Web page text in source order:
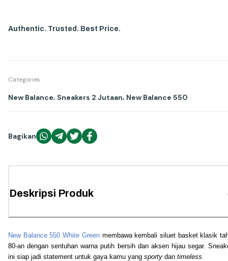
Authentic. Trusted. Best Price.
Categories
New Balance, Sneakers 2 Jutaan, New Balance 550
Bagikan
Deskripsi Produk
New Balance 550 White Green membawa kembali siluet basket klasik
80-an dengan sentuhan warna putih bersih dan aksen hijau segar.
ini siap jadi statement untuk gaya kamu yang sporty dan timeless.